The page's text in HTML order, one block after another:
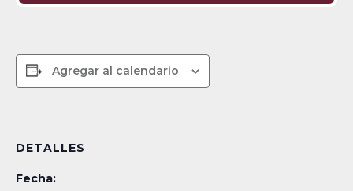
Agregar al calendario
DETALLES
Fecha: